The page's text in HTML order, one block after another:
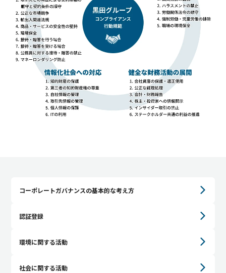
コーポレートガバナンスの基本的な考え方
認証登録
環境に関する活動
社会に関する活動